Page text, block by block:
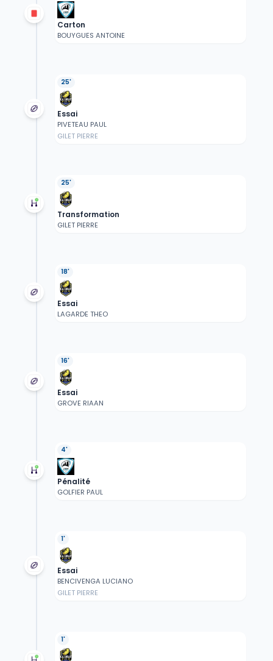
Carton
BOUYGUES ANTOINE
25'
Essai
PIVETEAU PAUL
GILET PIERRE
25'
Transformation
GILET PIERRE
18'
Essai
LAGARDE THEO
16'
Essai
GROVE RIAAN
4'
Pénalité
GOLFIER PAUL
1'
Essai
BENCIVENGA LUCIANO
GILET PIERRE
1'